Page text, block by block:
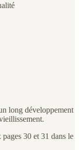
long développement
30 et 31 dans le